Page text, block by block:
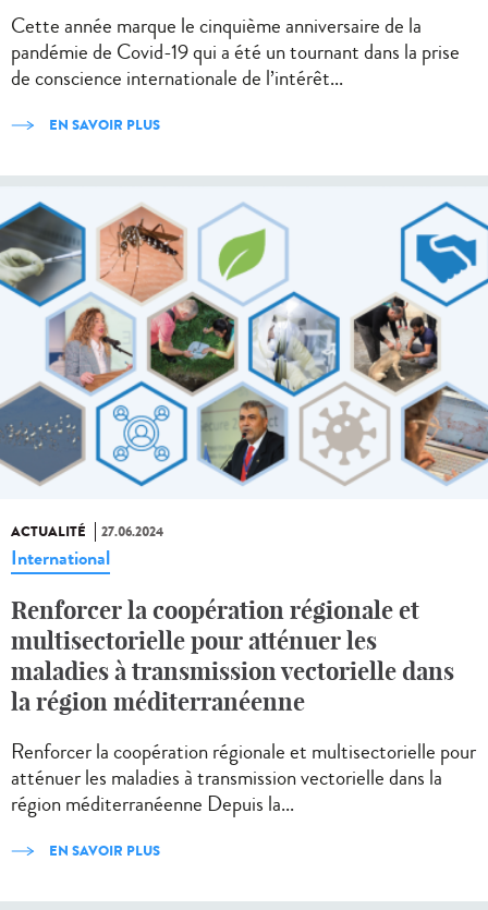
Cette année marque le cinquième anniversaire de la
pandémie de Covid-19 qui a été un tournant dans la prise
de conscience internationale de l’intérêt...
EN SAVOIR PLUS
ACTUALITÉ 27.06.2024
International
Renforcer la coopération régionale et
multisectorielle pour atténuer les
maladies à transmission vectorielle dans
la région méditerranéenne
Renforcer la coopération régionale et multisectorielle pour
atténuer les maladies à transmission vectorielle dans la
région méditerranéenne Depuis la...
EN SAVOIR PLUS